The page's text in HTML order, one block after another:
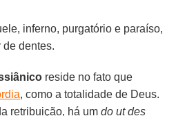
inferno, purgatório e paraíso,
de dentes.
reside no fato que
, como a totalidade de Deus.
retribuição, há umdo ut des